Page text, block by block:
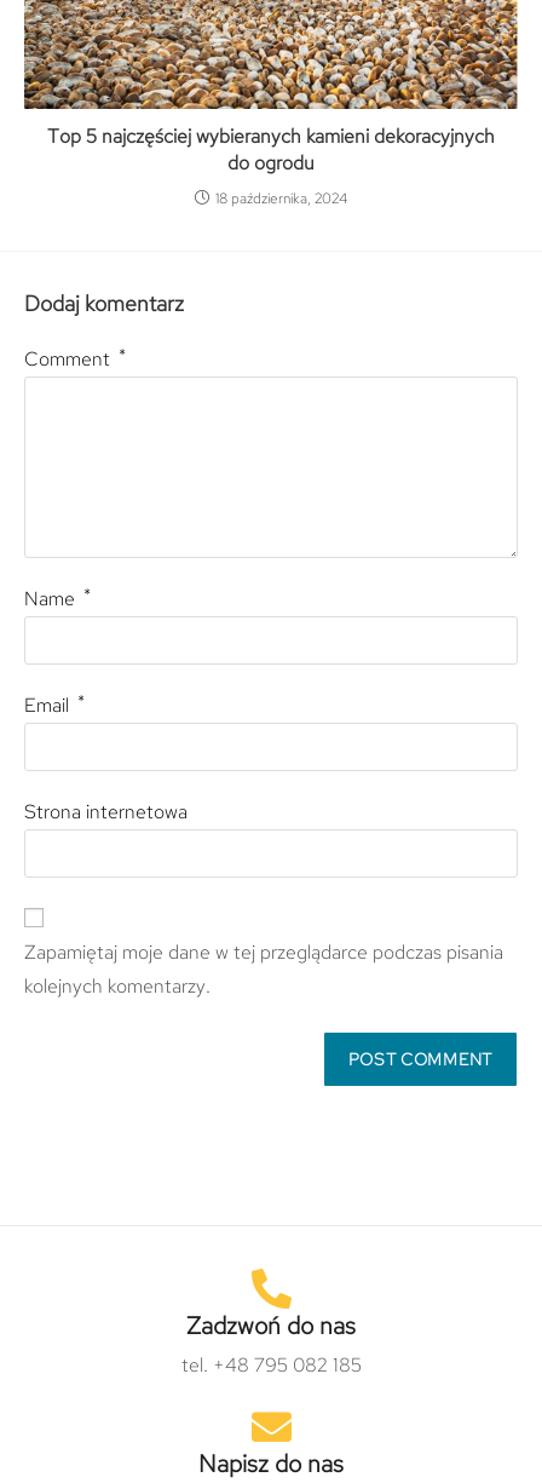
Top 5 najczęściej wybieranych kamieni dekoracyjnych
do ogrodu
18 października, 2024
Dodaj komentarz
Comment *
Name *
Email *
Strona internetowa
Zapamiętaj moje dane w tej przeglądarce podczas pisania
kolejnych komentarzy.
Zadzwoń do nas
tel. +48 795 082 185
Napisz do nas